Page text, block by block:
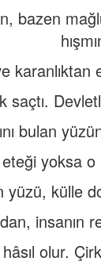
bazen
bulan
yoksa o
yüzü, külle
insanın
olur.